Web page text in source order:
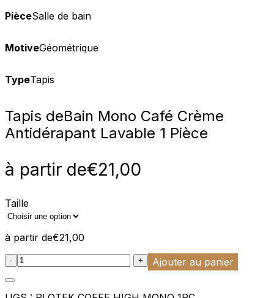
PièceSalle de bain
MotiveGéométrique
TypeTapis
Tapis deBain Mono Café Crème
Antidérapant Lavable 1 Pièce
à partir de€21,00
Taille
à partir de€21,00
:product_name quantity
- + Ajouter au panier